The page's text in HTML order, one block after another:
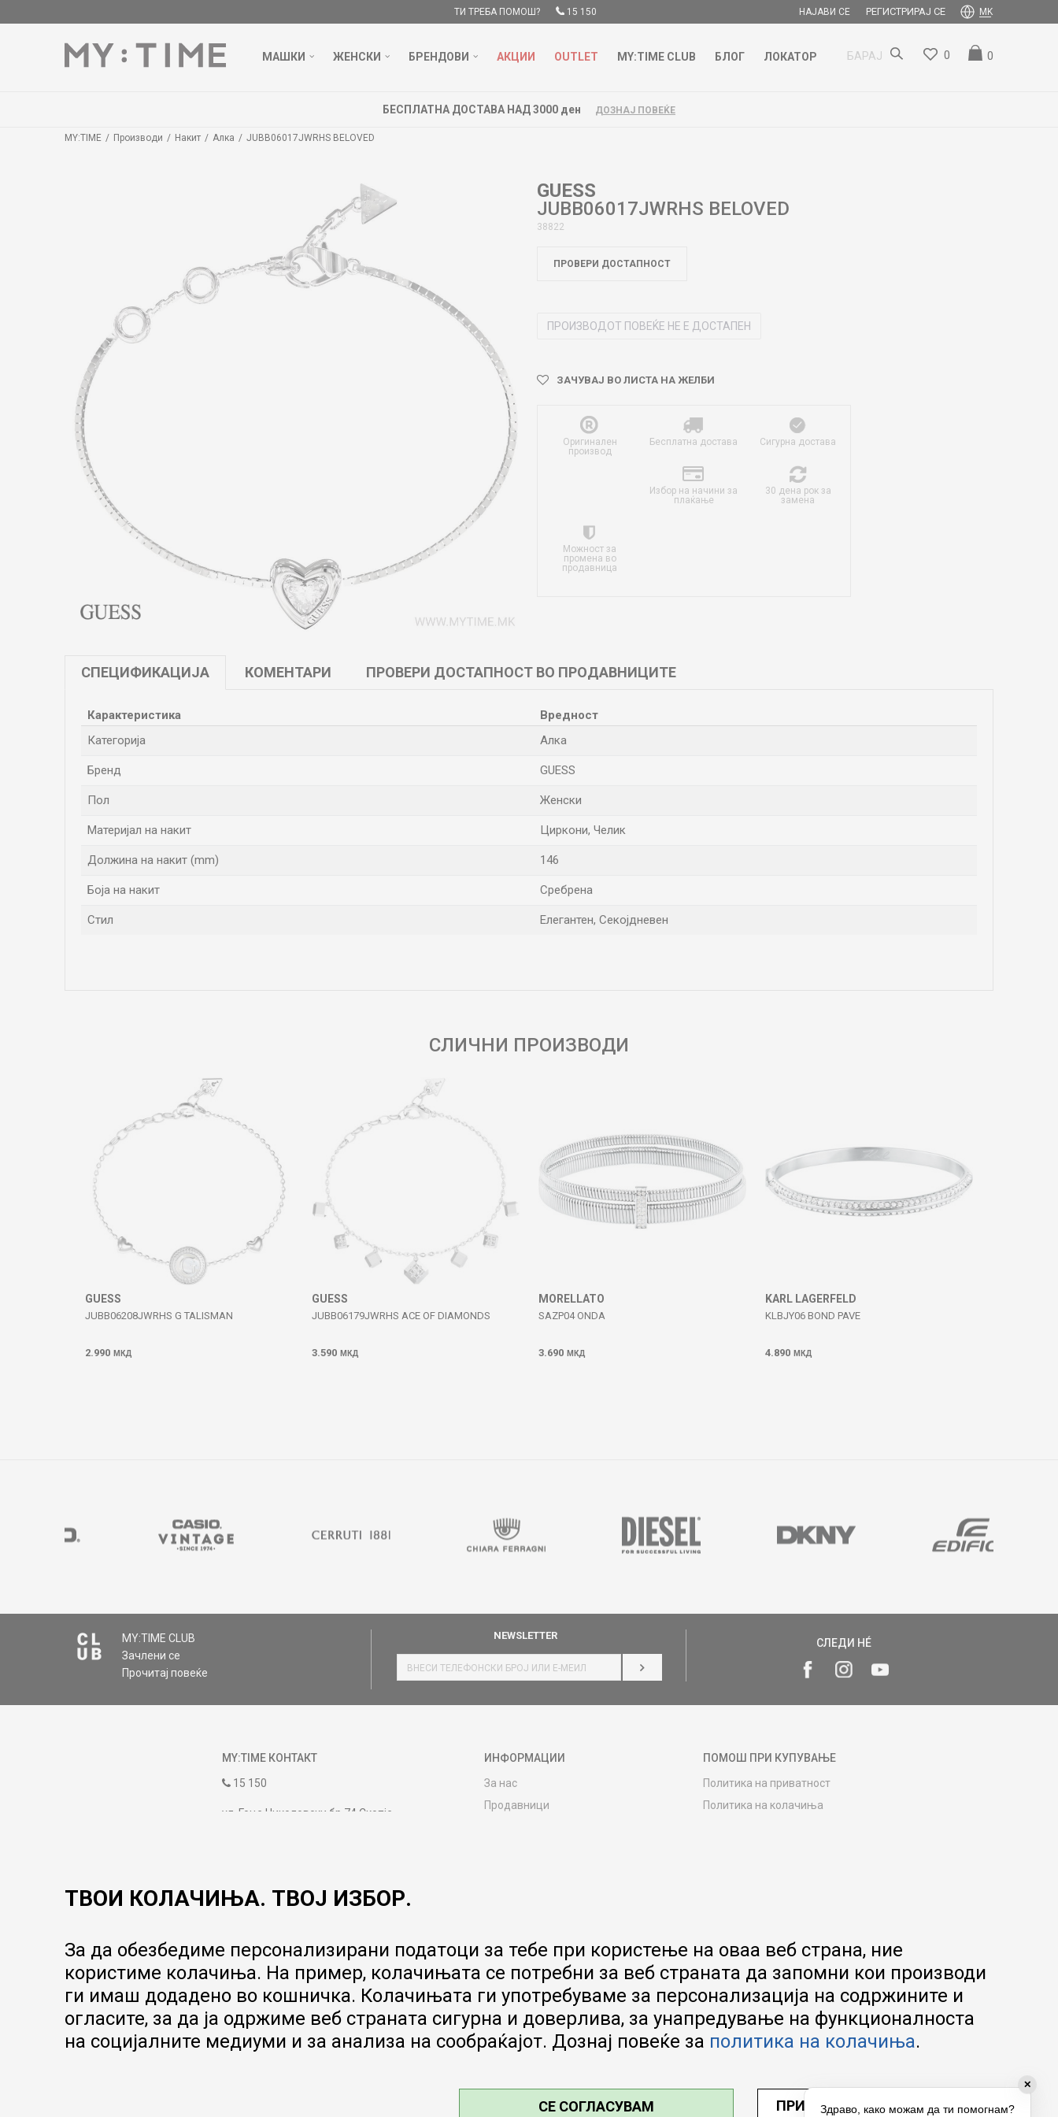
ТИ ТРЕБА ПОМОШ? 15 150 НАЈАВИ СЕ РЕГИСТРИРАЈ СЕ MK
МАШКИ ЖЕНСКИ БРЕНДОВИ АКЦИИ OUTLET MY:TIME CLUB БЛОГ ЛОКАТОР БАРАЈ 0
0
БЕСПЛАТНА ДОСТАВА НАД 3000 ден ДОЗНАЈ ПОВЕЌЕ
MY:TIME Производи Накит Алка JUBB06017JWRHS BELOVED
GUESS
JUBB06017JWRHS BELOVED
38822
ПРОВЕРИ ДОСТАПНОСТ
ПРОИЗВОДОТ ПОВЕЌЕ НЕ Е ДОСТАПЕН
ЗАЧУВАЈ ВО ЛИСТА НА ЖЕЛБИ
Оригинален
производ
Бесплатна достава Сигурна достава
Избор на начини за
плаќање
30 дена рок за
замена
Можност за
промена во
продавница
СПЕЦИФИКАЦИЈА КОМЕНТАРИ ПРОВЕРИ ДОСТАПНОСТ ВО ПРОДАВНИЦИТЕ
Карактеристика
Вредност
Категорија
Алка
Бренд GUESS
Пол Женски
Материјал на накит Циркони, Челик
Должина на накит (mm) 146
Боја на накит Сребрена
Стил Елегантен, Секојдневен
СЛИЧНИ ПРОИЗВОДИ
GUESS
JUBB06208JWRHS G TALISMAN
2.990 МКД
GUESS
JUBB06179JWRHS ACE OF DIAMONDS
3.590 МКД
MORELLATO
SAZP04 ONDA
3.690 МКД
KARL LAGERFELD
KLBJY06 BOND PAVE
4.890 МКД
MY:TIME CLUB
Зачлени се
Прочитај повеќе
NEWSLETTER
НАЈАВИ СЕ
СЛЕДИ НÉ
MY:TIME КОНТАКТ
15 150
ул. Гоце Николовски бр.74 Скопје
09:00 до 17:00
ИНФОРМАЦИИ
За нас
Продавници
Гаранција за производ
Ценовник
ПОМОШ ПРИ КУПУВАЊЕ
Политика на приватност
Политика на колачиња
Product Finder
FAQs
ТВОИ КОЛАЧИЊА. ТВОЈ ИЗБОР.
За да обезбедиме персонализирани податоци за тебе при користење на оваа веб страна, ние
користиме колачиња. На пример, колачињата се потребни за веб страната да запомни кои производи
ги имаш додадено во кошничка. Колачињата ги употребуваме за персонализација на содржините и
огласите, за да ја одржиме веб страната сигурна и доверлива, за унапредување на функционалноста
на социјалните медиуми и за анализа на сообраќајот. Дознај повеќе за политика на колачиња.
ПРИЛАГОДИ ПОСТАВУВАЊА
СЕ СОГЛАСУВАМ
✕
Здраво, како можам да ти помогнам?